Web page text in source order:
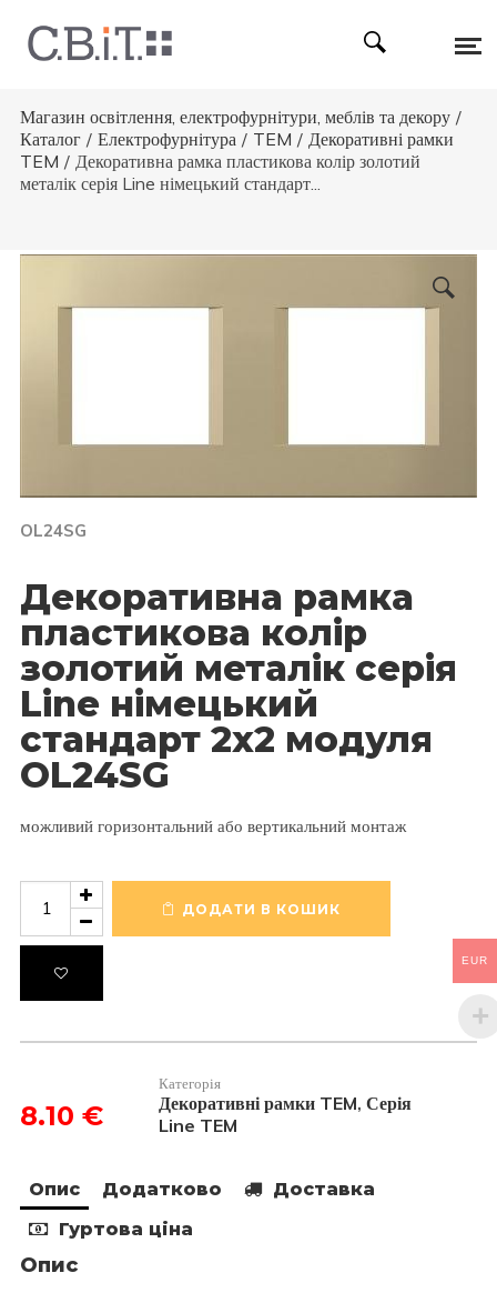
Магазин освітлення, електрофурнітури, меблів та декору /
Каталог / Електрофурнітура / TEM / Декоративні рамки
TEM / Декоративна рамка пластикова колір золотий
металік серія Line німецький стандарт...
OL24SG
Декоративна рамка
пластикова колір
золотий металік серія
Line німецький
стандарт 2х2 модуля
OL24SG
можливий горизонтальний або вертикальний монтаж
Декоративна
рамка
пластикова
золотий
металік
Line
2х2
модуля
ДОДАТИ В КОШИК
8.10 €
Категорія
Декоративні рамки TEM, Серія
Line TEM
Опис Додатково
Доставка
Гуртова ціна
Опис
EUR